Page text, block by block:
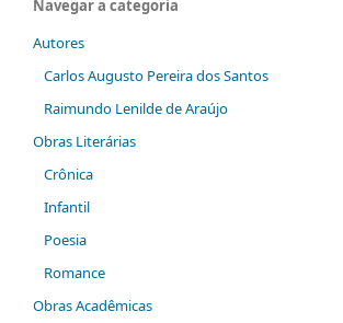
Navegar a categoria
Autores
Carlos Augusto Pereira dos Santos
Raimundo Lenilde de Araújo
Obras Literárias
Crônica
Infantil
Poesia
Romance
Obras Acadêmicas